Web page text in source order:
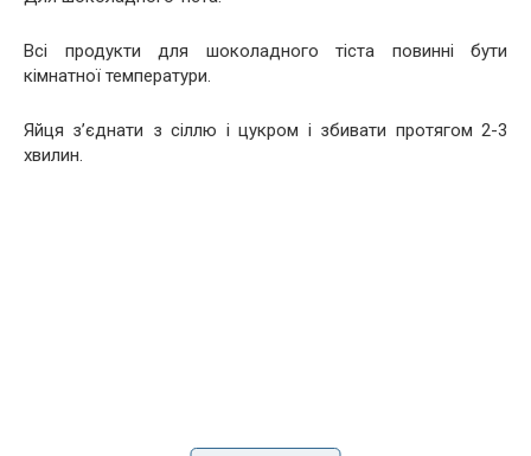
Всі продукти для шоколадного тіста повинні бути
кімнатної температури.
Яйця з’єднати з сіллю і цукром і збивати протягом 2-3
хвилин.